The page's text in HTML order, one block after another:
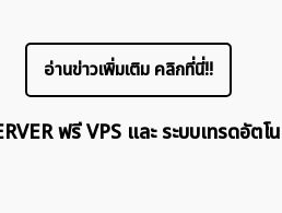
สำหรับ:
อ่านข่าวเพิ่มเติม คลิกที่นี่!!
ฟรี VPS และ ระบบเทรดอั